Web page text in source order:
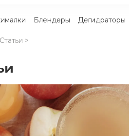
Блендеры Дегидраторы
Статьи >